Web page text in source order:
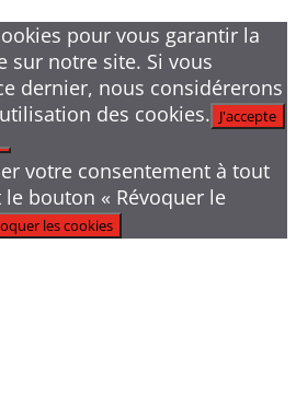
pour vous garantir la
sur notre site. Si vous
dernier, nous considérerons
des cookies. J'accepte
votre consentement à tout
bouton « Révoquer le
les cookies